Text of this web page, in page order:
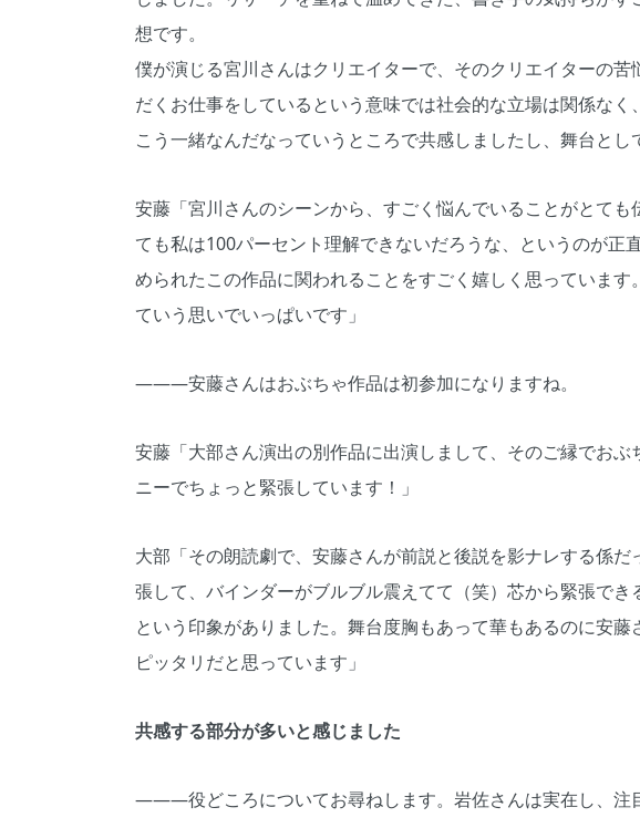
想です。
僕が演じる宮川さんはクリエイターで、そのクリエイターの
だくお仕事をしているという意味では社会的な立場は関係な
こう一緒なんだなっていうところで共感しましたし、舞台とし
安藤「宮川さんのシーンから、すごく悩んでいることがとて
ても私は100パーセント理解できないだろうな、というのが正
められたこの作品に関われることをすごく嬉しく思っていま
ていう思いでいっぱいです」
―――安藤さんはおぶちゃ作品は初参加になりますね。
安藤「大部さん演出の別作品に出演しまして、そのご縁でお
ニーでちょっと緊張しています！」
大部「その朗読劇で、安藤さんが前説と後説を影ナレする係
張して、バインダーがブルブル震えてて（笑）芯から緊張で
という印象がありました。舞台度胸もあって華もあるのに安
ピッタリだと思っています」
共感する部分が多いと感じました
―――役どころについてお尋ねします。岩佐さんは実在し、注